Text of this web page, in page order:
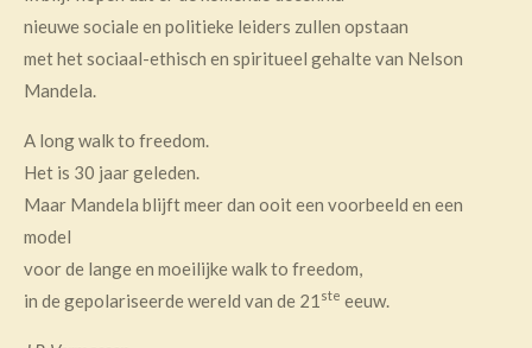
nieuwe sociale en politieke leiders zullen opstaan
met het sociaal-ethisch en spiritueel gehalte van Nelson
Mandela.
A long walk to freedom.
Het is 30 jaar geleden.
Maar Mandela blijft meer dan ooit een voorbeeld en een
model
voor de lange en moeilijke walk to freedom,
in de gepolariseerde wereld van de 21 ste eeuw.